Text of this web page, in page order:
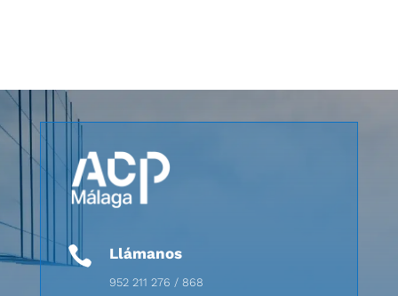
 Llámanos
952 211 276 / 868